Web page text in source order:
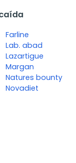
Farline
Lab. abad
Lazartigue
Margan
Natures bounty
Novadiet